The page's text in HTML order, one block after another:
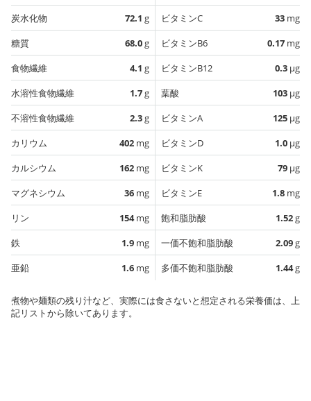
炭水化物
72.1 g
糖質
68.0g
食物繊維
4.1 g
水溶性食物繊維
1.7g
不溶性食物繊維
2.3g
カリウム
402 mg
カルシウム
162 mg
マグネシウム
36 mg
リン
154mg
鉄
1.9 mg
亜鉛
1.6 mg
ビタミンC
33 mg
ビタミンB6
0.17 mg
ビタミンB12
0.3 µg
葉酸
103 µg
ビタミンA
125 µg
ビタミンD
1.0 µg
ビタミンK
79 µg
ビタミンE
1.8 mg
飽和脂肪酸
1.52g
一価不飽和脂肪酸
2.09g
多価不飽和脂肪酸
1.44g
煮物や麺類の残り汁など、実際には食さないと想定される栄養価は、上
記リストから除いてあります。